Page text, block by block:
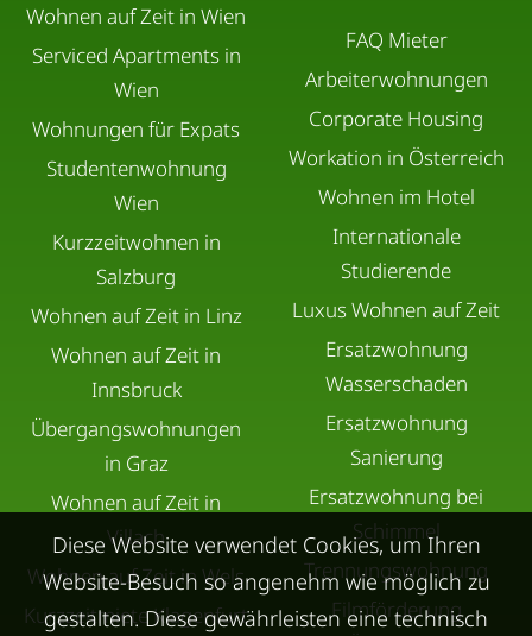
Wohnen auf Zeit in Wien
Serviced Apartments in
Wien
Wohnungen für Expats
Studentenwohnung
Wien
Kurzzeitwohnen in
Salzburg
Wohnen auf Zeit in Linz
Wohnen auf Zeit in
Innsbruck
Übergangswohnungen
in Graz
Wohnen auf Zeit in
Villach
Wohnen auf Zeit in Wels
Kurzzeitmiete Klagenfurt
FAQ Mieter
Arbeiterwohnungen
Corporate Housing
Workation in Österreich
Wohnen im Hotel
Internationale
Studierende
Luxus Wohnen auf Zeit
Ersatzwohnung
Wasserschaden
Ersatzwohnung
Sanierung
Ersatzwohnung bei
Schimmel
Trennungswohnung
Filmförderung
Diese Website verwendet Cookies, um Ihren
Website-Besuch so angenehm wie möglich zu
gestalten. Diese gewährleisten eine technisch